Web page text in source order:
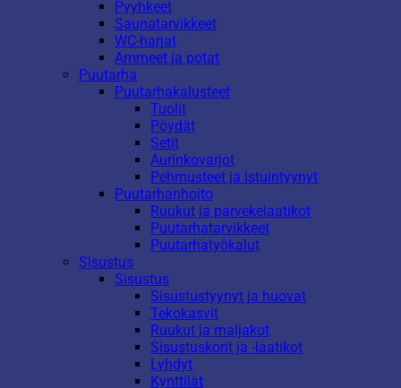
Pyyhkeet
Saunatarvikkeet
WC-harjat
Ammeet ja potat
Puutarha
Puutarhakalusteet
Tuolit
Pöydät
Setit
Aurinkovarjot
Pehmusteet ja istuintyynyt
Puutarhanhoito
Ruukut ja parvekelaatikot
Puutarhatarvikkeet
Puutarhatyökalut
Sisustus
Sisustus
Sisustustyynyt ja huovat
Tekokasvit
Ruukut ja maljakot
Sisustuskorit ja -laatikot
Lyhdyt
Kynttilät